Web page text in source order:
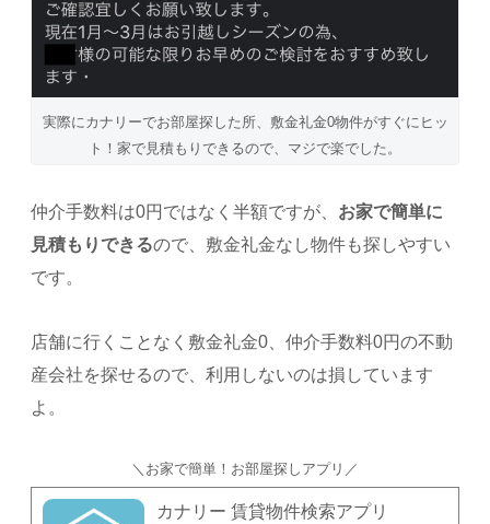
実際にカナリーでお部屋探した所、敷金礼金0物件がすぐにヒッ
ト！家で見積もりできるので、マジで楽でした。
仲介手数料は0円ではなく半額ですが、 お家で簡単に
見積もりできるので、敷金礼金なし物件も探しやすい
です。
店舗に行くことなく敷金礼金0、仲介手数料0円の不動
産会社を探せるので、利用しないのは損しています
よ。
＼お家で簡単！お部屋探しアプリ／
カナリー 賃貸物件検索アプリ